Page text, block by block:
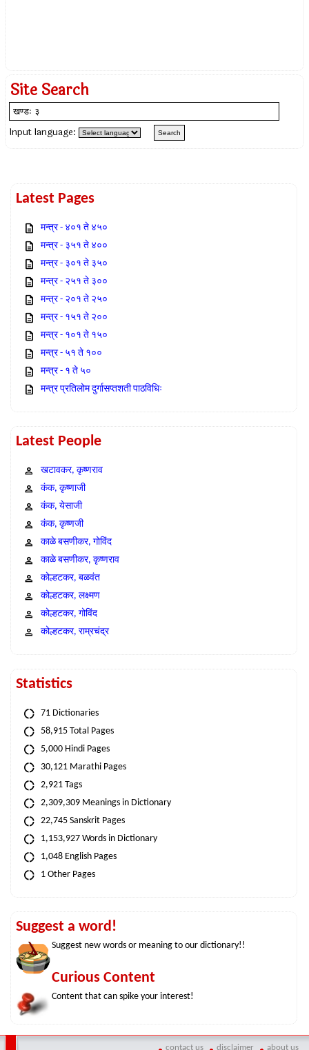
Site Search
Input language:
Latest Pages
मन्त्र - ४०१ ते ४५०
मन्त्र - ३५१ ते ४००
मन्त्र - ३०१ ते ३५०
मन्त्र - २५१ ते ३००
मन्त्र - २०१ ते २५०
मन्त्र - १५१ ते २००
मन्त्र - १०१ ते १५०
मन्त्र - ५१ ते १००
मन्त्र - १ ते ५०
मन्त्र प्रतिलोम दुर्गासप्तशती पाठविधिः
Latest People
खटावकर, कृष्णराव
कंक, कृष्णाजी
कंक, येसाजी
कंक, कृष्णजी
काळे बसणीकर, गोविंद
काळे बसणीकर, कृष्णराव
कोल्हटकर, बळवंत
कोल्हटकर, लक्ष्मण
कोल्हटकर, गोविंद
कोल्हटकर, राम्रचंद्र
Statistics
71 Dictionaries
58,915 Total Pages
5,000 Hindi Pages
30,121 Marathi Pages
2,921 Tags
2,309,309 Meanings in Dictionary
22,745 Sanskrit Pages
1,153,927 Words in Dictionary
1,048 English Pages
1 Other Pages
Suggest a word!
Suggest new words or meaning to our dictionary!!
Curious Content
Content that can spike your interest!
contact us disclaimer about us